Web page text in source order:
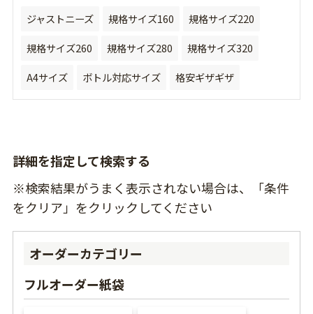
ジャストニーズ 規格サイズ160
規格サイズ220
規格サイズ260
規格サイズ280
規格サイズ320
A4サイズ
ボトル対応サイズ 格安ギザギザ
詳細を指定して検索する
※検索結果がうまく表示されない場合は、「条件
をクリア」をクリックしてください
オーダーカテゴリー
フルオーダー紙袋